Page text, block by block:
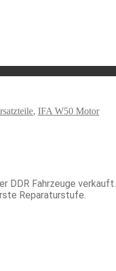
, IFA W50 Motor
DDR Fahrzeuge verkauft.
Reparaturstufe.